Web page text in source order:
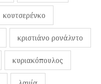
κουτσερένκο
κριστιάνο ρονάλντο
κυριακόπουλος